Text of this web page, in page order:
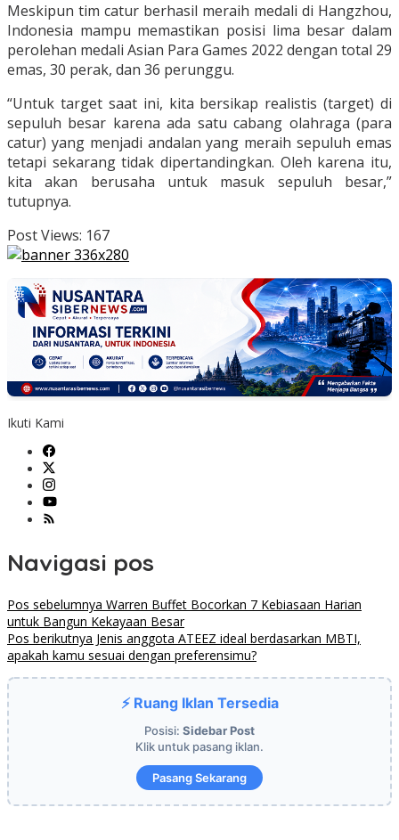
Meskipun tim catur berhasil meraih medali di Hangzhou,
Indonesia mampu memastikan posisi lima besar dalam
perolehan medali Asian Para Games 2022 dengan total 29
emas, 30 perak, dan 36 perunggu.
“Untuk target saat ini, kita bersikap realistis (target) di
sepuluh besar karena ada satu cabang olahraga (para
catur) yang menjadi andalan yang meraih sepuluh emas
tetapi sekarang tidak dipertandingkan. Oleh karena itu,
kita akan berusaha untuk masuk sepuluh besar,”
tutupnya.
Post Views: 167
Ikuti Kami
Navigasi pos
Pos sebelumnya Warren Buffet Bocorkan 7 Kebiasaan Harian
untuk Bangun Kekayaan Besar
Pos berikutnya Jenis anggota ATEEZ ideal berdasarkan MBTI,
apakah kamu sesuai dengan preferensimu?
⚡ Ruang Iklan Tersedia
Posisi: Sidebar Post
Klik untuk pasang iklan.
Pasang Sekarang